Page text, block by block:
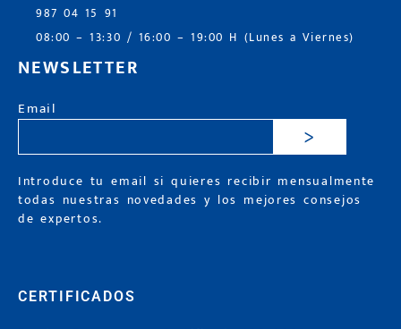
987 04 15 91
08:00 – 13:30 / 16:00 – 19:00 H (Lunes a Viernes)
NEWSLETTER
Email
>
Introduce tu email si quieres recibir mensualmente
todas nuestras novedades y los mejores consejos
de expertos.
CERTIFICADOS